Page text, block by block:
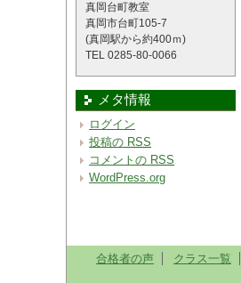
真岡台町教室
真岡市台町105-7
(真岡駅から約400ｍ)
TEL 0285-80-0066
メタ情報
ログイン
投稿の RSS
コメントの RSS
WordPress.org
合格者の声 クラス一覧